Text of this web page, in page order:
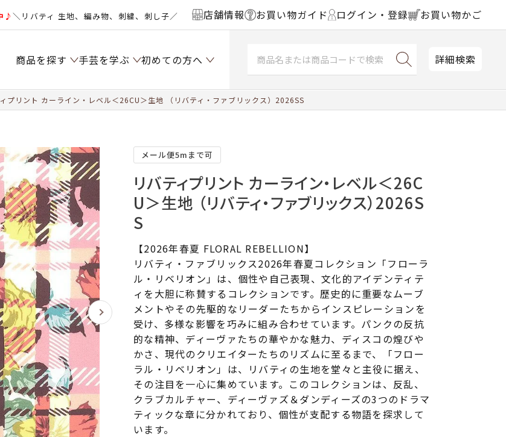
♪＼リバティ 生地、編み物、刺繍、刺し子／ 店舗情報 お買い物ガイド ログイン・登録 お買い物かご
商品を探す 手芸を学ぶ 初めての方へ 詳細検索
プリント カーライン・レベル＜26CU＞生地 （リバティ・ファブリックス）2026SS
メール便5mまで可
リバティプリント カーライン・レベル＜26C
U＞生地 （リバティ・ファブリックス）2026S
S
【2026年春夏 FLORAL REBELLION】
リバティ・ファブリックス2026年春夏コレクション「フローラ
ル・リベリオン」は、個性や自己表現、文化的アイデンティテ
ィを大胆に称賛するコレクションです。歴史的に重要なムーブ
メントやその先駆的なリーダーたちからインスピレーションを
受け、多様な影響を巧みに組み合わせています。パンクの反抗
的な精神、ディーヴァたちの華やかな魅力、ディスコの煌びや
かさ、現代のクリエイターたちのリズムに至るまで、「フロー
ラル・リベリオン」は、リバティの生地を堂々と主役に据え、
その注目を一心に集めています。このコレクションは、反乱、
クラブカルチャー、ディーヴァズ＆ダンディーズの3つのドラマ
ティックな章に分かれており、個性が支配する物語を探求して
います。